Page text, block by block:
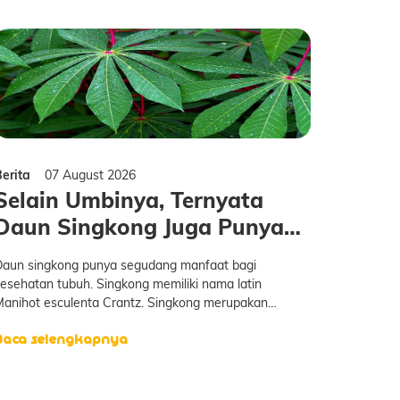
07 August 2026
Umbinya, Ternyata
Singkong Juga Punya
Gizi
singkong punya segudang manfaat bagi
tubuh. Singkong memiliki nama latin
esculenta Crantz. Singkong merupakan
lahan yang kurang subur. Selain akar dan umbi
selengkapnya